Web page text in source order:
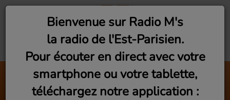
Angela
Saïan Supa Crew
Bienvenue sur Radio M's
la radio de l'Est-Parisien.
Pour écouter en direct avec votre
smartphone ou votre tablette,
téléchargez notre application :